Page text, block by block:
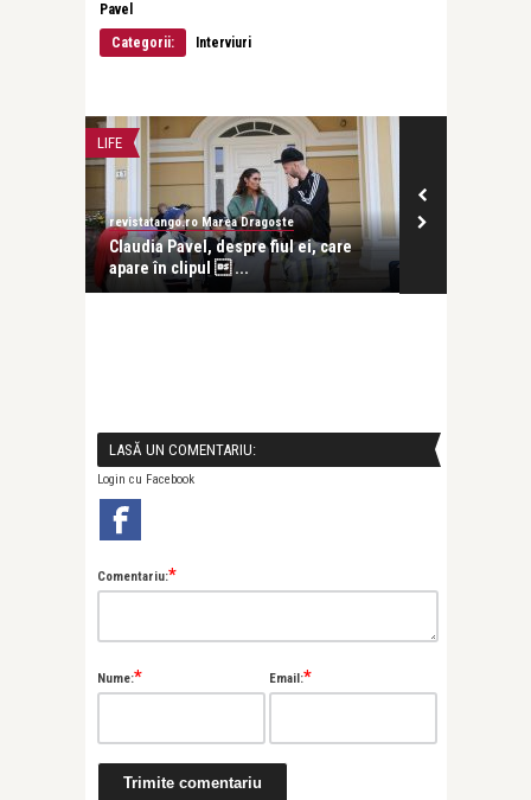
Pavel
Categorii:
Interviuri
LIFE
revistatango.ro Marea Dragoste
Claudia Pavel, despre fiul ei, care
apare în clipul  ...
LASĂ UN COMENTARIU:
Login cu Facebook
Comentariu:*
Nume:* Email:*